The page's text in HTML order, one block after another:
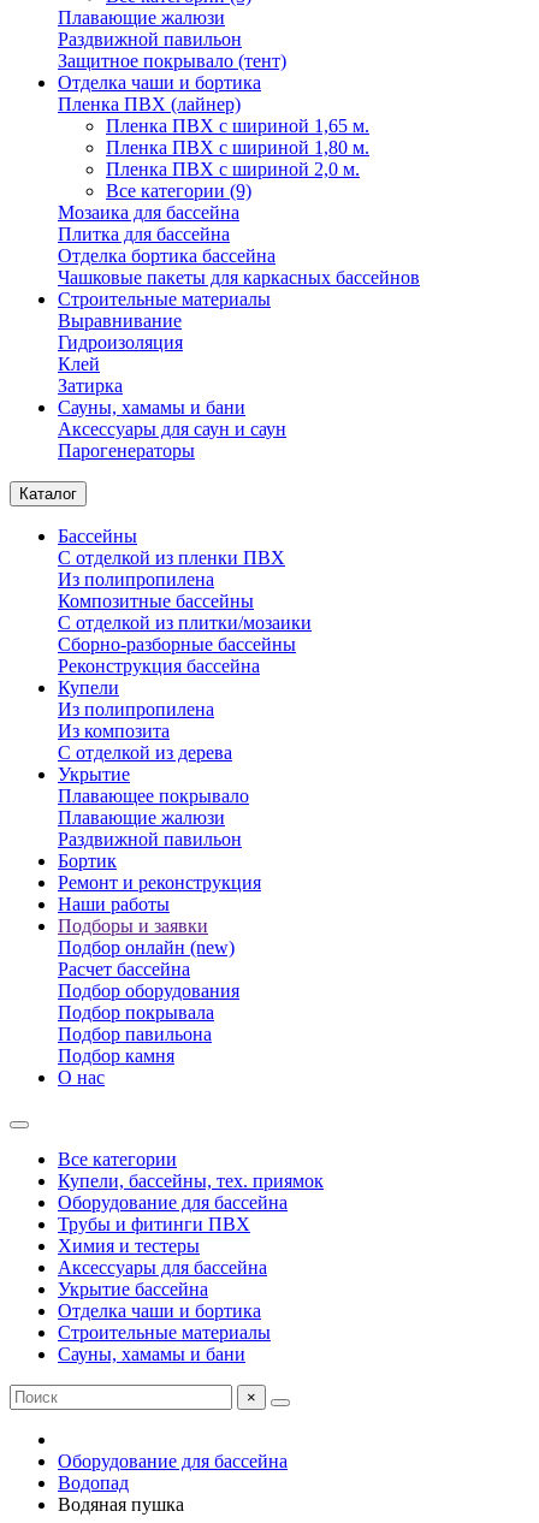
Плавающие жалюзи
Раздвижной павильон
Защитное покрывало (тент)
Отделка чаши и бортика
Пленка ПВХ (лайнер)
Пленка ПВХ с шириной 1,65 м.
Пленка ПВХ с шириной 1,80 м.
Пленка ПВХ с шириной 2,0 м.
Все категории (9)
Мозаика для бассейна
Плитка для бассейна
Отделка бортика бассейна
Чашковые пакеты для каркасных бассейнов
Строительные материалы
Выравнивание
Гидроизоляция
Клей
Затирка
Сауны, хамамы и бани
Аксессуары для саун и саун
Парогенераторы
Каталог
Бассейны
С отделкой из пленки ПВХ
Из полипропилена
Композитные бассейны
С отделкой из плитки/мозаики
Сборно-разборные бассейны
Реконструкция бассейна
Купели
Из полипропилена
Из композита
С отделкой из дерева
Укрытие
Плавающее покрывало
Плавающие жалюзи
Раздвижной павильон
Бортик
Ремонт и реконструкция
Наши работы
Подборы и заявки
Подбор онлайн (new)
Расчет бассейна
Подбор оборудования
Подбор покрывала
Подбор павильона
Подбор камня
О нас
Все категории
Купели, бассейны, тех. приямок
Оборудование для бассейна
Трубы и фитинги ПВХ
Химия и тестеры
Аксессуары для бассейна
Укрытие бассейна
Отделка чаши и бортика
Строительные материалы
Сауны, хамамы и бани
×
Оборудование для бассейна
Водопад
Водяная пушка